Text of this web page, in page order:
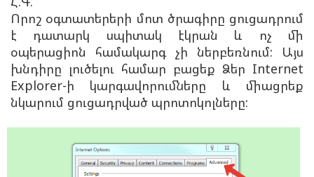
Որոշ օգտատերերի մոտ ծրագիրը ցուցադրում
է դատարկ սպիտակ էկրան և ոչ մի
օպերացիոն համակարգ չի ներբեռնում: Այս
խնդիրը լուծելու համար բացեք Ձեր Internet
Explorer-ի կարգավորումները և միացրեք
նկարում ցուցադրված պրոտոկոլները: